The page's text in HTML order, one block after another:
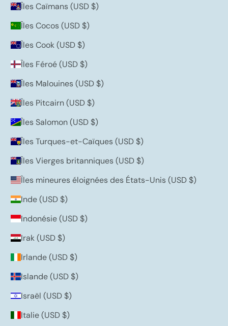
Îles Caïmans (USD $)
Îles Cocos (USD $)
Îles Cook (USD $)
Îles Féroé (USD $)
Îles Malouines (USD $)
Îles Pitcairn (USD $)
Îles Salomon (USD $)
Îles Turques-et-Caïques (USD $)
Îles Vierges britanniques (USD $)
Îles mineures éloignées des États-Unis (USD $)
Inde (USD $)
Indonésie (USD $)
Irak (USD $)
Irlande (USD $)
Islande (USD $)
Israël (USD $)
Italie (USD $)